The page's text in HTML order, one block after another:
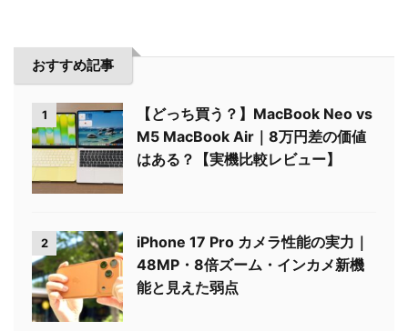
おすすめ記事
1
【どっち買う？】MacBook Neo vs
M5 MacBook Air｜8万円差の価値
はある？【実機比較レビュー】
2
iPhone 17 Pro カメラ性能の実力｜
48MP・8倍ズーム・インカメ新機
能と見えた弱点